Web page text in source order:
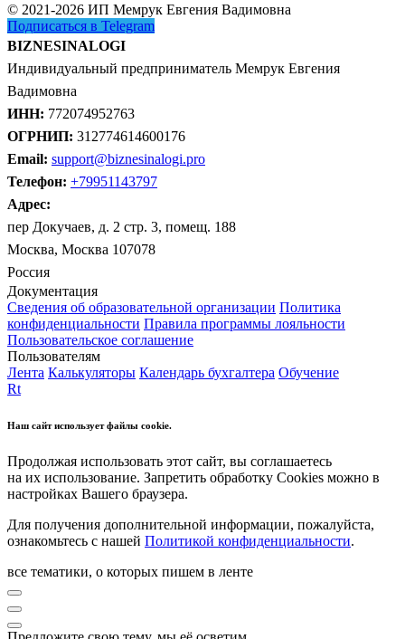
© 2021-2026 ИП Мемрук Евгения Вадимовна
Подписаться в Telegram
BIZNESINALOGI
Индивидуальный предприниматель Мемрук Евгения
Вадимовна
ИНН: 772074952763
ОГРНИП: 312774614600176
Email: support@biznesinalogi.pro
Телефон: +79951143797
Адрес:
пер Докучаев, д. 2 стр. 3, помещ. 188
Москва, Москва 107078
Россия
Документация
Сведения об образовательной организации Политика
конфиденциальности Правила программы лояльности
Пользовательское соглашение
Пользователям
Лента Калькуляторы Календарь бухгалтера Обучение
Rt
Наш сайт использует файлы cookie.
Продолжая использовать этот сайт, вы соглашаетесь
на их использование. Запретить обработку Cookies можно в
настройках Вашего браузера.
Для получения дополнительной информации, пожалуйста,
ознакомьтесь с нашей Политикой конфиденциальности.
все тематики, о которых пишем в ленте